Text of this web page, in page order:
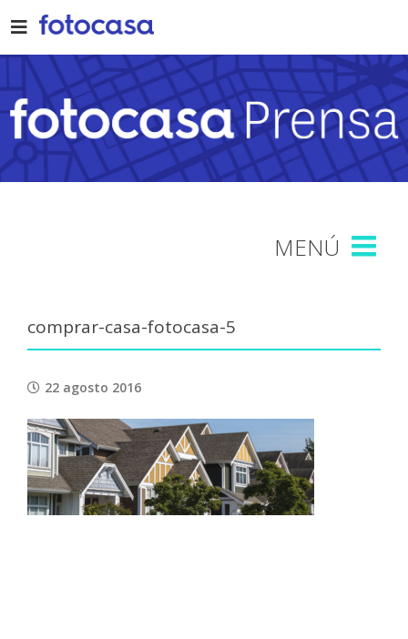
to
content
comprar-casa-fotocasa-5
22 agosto 2016